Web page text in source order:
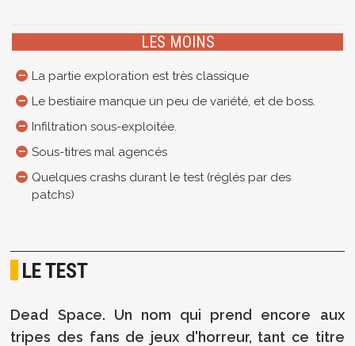
LES MOINS
La partie exploration est très classique
Le bestiaire manque un peu de variété, et de boss.
Infiltration sous-exploitée.
Sous-titres mal agencés
Quelques crashs durant le test (réglés par des
patchs)
LE TEST
Dead Space. Un nom qui prend encore aux
tripes des fans de jeux d'horreur, tant ce titre